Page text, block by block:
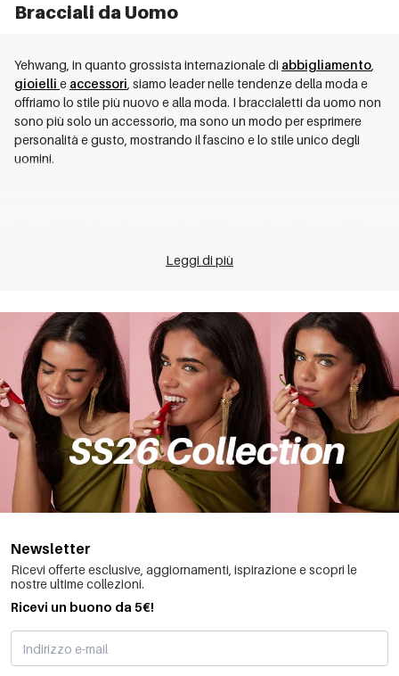
Bracciali da Uomo
Yehwang, in quanto grossista internazionale di abbigliamento
gioielli e accessori , siamo leader nelle tendenze della moda e
offriamo lo stile più nuovo e alla moda. I braccialetti da uomo non
sono più solo un accessorio, ma sono un modo per esprimere
personalità e gusto, mostrando il fascino e lo stile unico degli
uomini.
modo per esprimere personalità e stile. Che siano indossati da
Yehwang, come grossista di braccialetti da
uomo con una varietà di stili
Nella nostra serie all'ingrosso, troverete una vasta gamma di
braccialetti da uomo, che coprono diversi stili e materiali. Dai
braccialetti da uomo di Yehwang può soddisfare le esigenze e le
preferenze di ogni uomo.
I braccialetti da uomo non sono solo
anche simboli di gusto e personalità. Un braccialetto
Leggi di più
Newsletter
Ricevi offerte esclusive, aggiornamenti, ispirazione e scopri le
nostre ultime collezioni.
Ricevi un buono da 5€!